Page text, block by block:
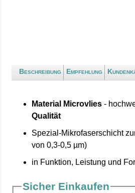
Beschreibung Empfehlung
Material Microvlies -
Qualität
Spezial-Mikrofaserschicht
von 0,3-0,5 µm)
in Funktion, Leistung und
Sicher Einkaufen